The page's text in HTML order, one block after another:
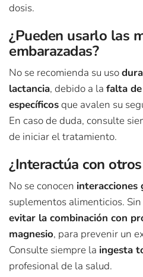
dosis.
¿Pueden usarlo las
embarazadas?
No se recomienda su uso
lactancia, debido a la falta
específicosque avalen su
En caso de duda, consulte
de iniciar el tratamiento.
¿Interactúa con
No se conocen interacciones
suplementos alimenticios.
evitar la combinación con
magnesio, para prevenir un
Consulte siempre la ingesta
profesional de la salud.